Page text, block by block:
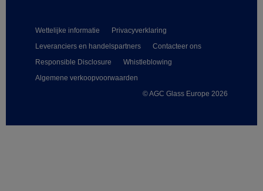
© AGC Glass Europe 2026
Wettelijke informatie
Privacyverklaring
Leveranciers en handelspartners
Contacteer ons
Responsible Disclosure
Whistleblowing
Algemene verkoopvoorwaarden